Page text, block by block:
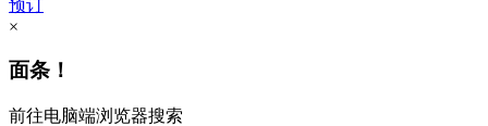
预订
×
面条！
前往电脑端浏览器搜索